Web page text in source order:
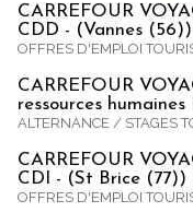
CARREFOUR
CDD - (Vannes (56))
OFFRES D'EMPLOI
CARREFOUR
ressources
ALTERNANCE / STAGES
CARREFOUR
CDI - (St Brice (77))
OFFRES D'EMPLOI